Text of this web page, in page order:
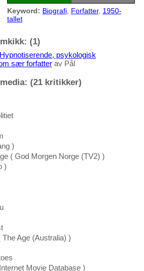
Keyword: Biografi, Forfatter, 1950-
tallet
(1)
Hypnotiserende, psykologisk
sær forfatterav Pål
(21 kritikker)
)
( God Morgen Norge (TV2) )
)
Age (Australia) )
Movie Database )